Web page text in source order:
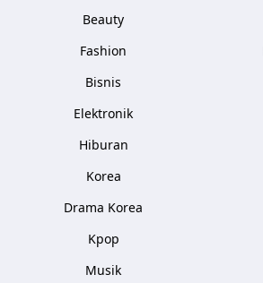
Beauty
Fashion
Bisnis
Elektronik
Hiburan
Korea
Drama Korea
Kpop
Musik